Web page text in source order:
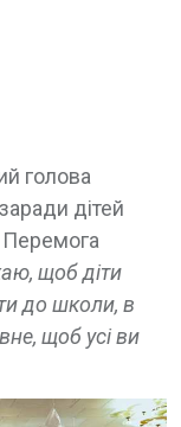
голова
дітей
щоб діти
до школи, в
щоб усі ви